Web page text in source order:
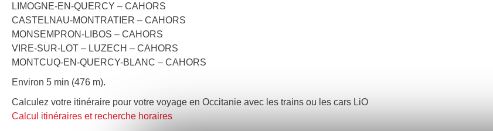
LIMOGNE-EN-QUERCY – CAHORS
CASTELNAU-MONTRATIER – CAHORS
MONSEMPRON-LIBOS – CAHORS
VIRE-SUR-LOT – LUZECH – CAHORS
MONTCUQ-EN-QUERCY-BLANC – CAHORS
Environ 5 min (476 m).
Calculez votre itinéraire pour votre voyage en Occitanie avec les trains ou les cars LiO
Calcul itinéraires et recherche horaires